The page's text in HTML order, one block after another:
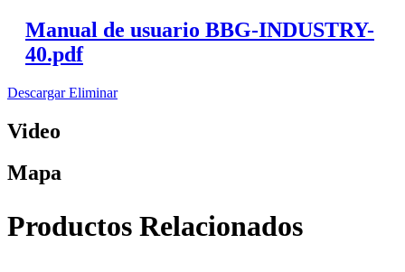
Manual de usuario BBG-INDUSTRY-
40.pdf
DescargarEliminar
Video
Mapa
Productos Relacionados